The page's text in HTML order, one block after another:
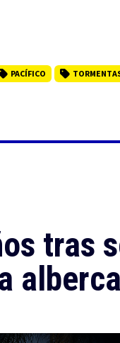
PACÍFICO
tras